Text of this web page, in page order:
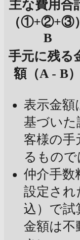
主な費用合
（①+②+③）
B
手元に残る
額（A - B）
表示金額
基づいた
客様の手
るもの
仲介手数
設定され
込）で試
金額は不